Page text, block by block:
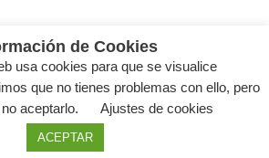
de Cookies
usa cookies para que se visualice
que no tienes problemas con ello, pero
aceptarlo.
Ajustes de cookies
ACEPTAR